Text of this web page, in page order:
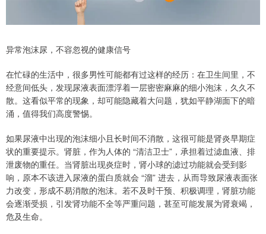
异常泡沫尿，不容忽视的健康信号
在忙碌的生活中，很多男性可能都有过这样的经历：在卫生间里，不
经意间低头，发现尿液表面漂浮着一层密密麻麻的细小泡沫，久久不
散。这看似平常的现象，却可能隐藏着大问题，犹如平静湖面下的暗
涌，值得我们高度警惕。
如果尿液中出现的泡沫细小且长时间不消散，这很可能是肾炎早期症
状的重要提示。肾脏，作为人体的 “清洁卫士”，承担着过滤血液、排
泄废物的重任。当肾脏出现炎症时，肾小球的滤过功能就会受到影
响，原本不该进入尿液的蛋白质就会 “溜” 进去，从而导致尿液表面张
力改变，形成不易消散的泡沫。若不及时干预、积极调理，肾脏功能
会逐渐受损，引发肾功能不全等严重问题，甚至可能发展为肾衰竭，
危及生命。